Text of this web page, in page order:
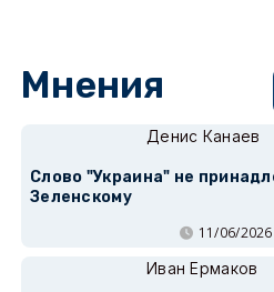
Мнения
Денис Канаев
Слово "Украина" не
Зеленскому
11/06/
Иван Ермаков